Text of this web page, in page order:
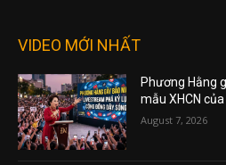
VIDEO MỚI NHẤT
Phương Hằng
mẫu XHCN
August 7, 2026